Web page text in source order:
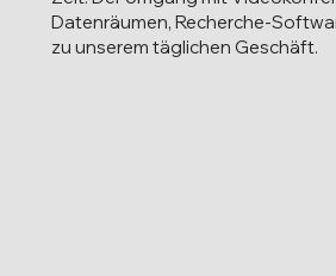
Datenräumen, Recherche-
zu unserem täglichen Geschäft.